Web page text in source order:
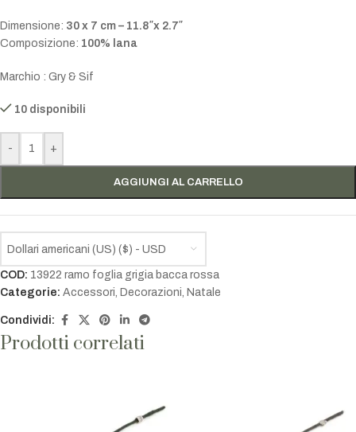
Dimensione: 30 x 7 cm – 11.8″x 2.7″
Composizione: 100% lana
Marchio : Gry & Sif
10 disponibili
- +
AGGIUNGI AL CARRELLO
Dollari americani (US) ($) - USD
COD: 13922 ramo foglia grigia bacca rossa
Categorie: Accessori, Decorazioni, Natale
Condividi:
Prodotti correlati